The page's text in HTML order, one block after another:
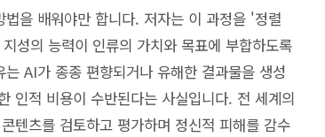
을 배워야만 합니다. 저자는 이 과정을 '정렬
의 능력이 인류의 가치와 목표에 부합하도록
AI가 종종 편향되거나 유해한 결과물을 생성
인적 비용이 수반된다는 사실입니다. 전 세계의
텐츠를 검토하고 평가하며 정신적 피해를 감수